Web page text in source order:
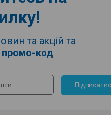
та акцій та
промо-код